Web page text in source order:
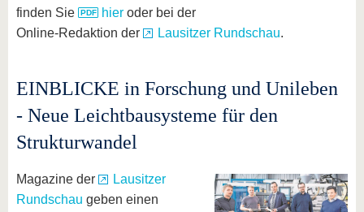
finden Sie
hier oder bei der
Online-Redaktion der
Lausitzer Rundschau.
EINBLICKE in Forschung und Unileben
- Neue Leichtbausysteme für den
Strukturwandel
Magazine der
Lausitzer
Rundschau geben einen